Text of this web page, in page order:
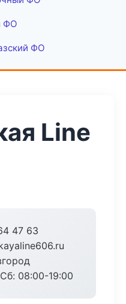
ФО
ФО
Line
47 63
08:00-19:00